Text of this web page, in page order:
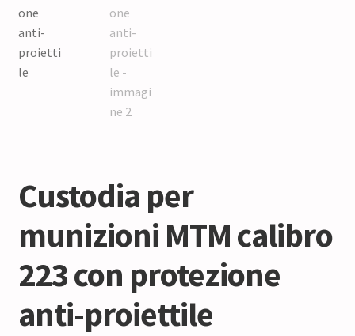
Custodia per
munizioni MTM calibro
223 con protezione
anti-proiettile